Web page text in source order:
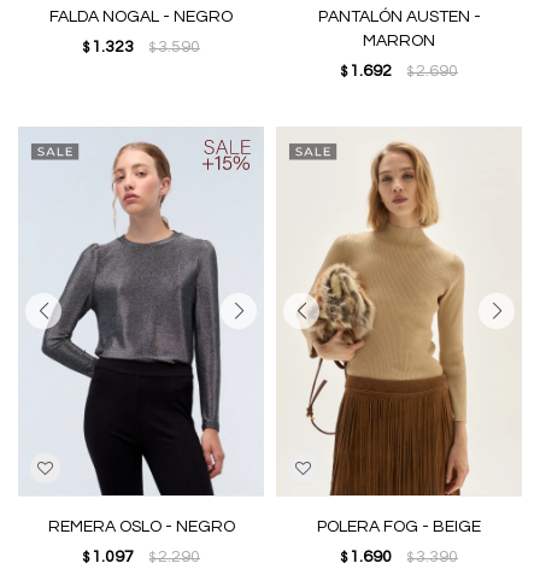
FALDA NOGAL - NEGRO
$ 1.323 $3.590
PANTALÓN AUSTEN -
MARRON
$ 1.692 $2.690
REMERA OSLO - NEGRO
$ 1.097 $2.290
POLERA FOG - BEIGE
$ 1.690 $3.390